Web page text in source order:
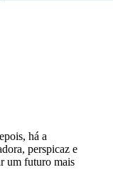
há a
perspicaz e
um futuro mais